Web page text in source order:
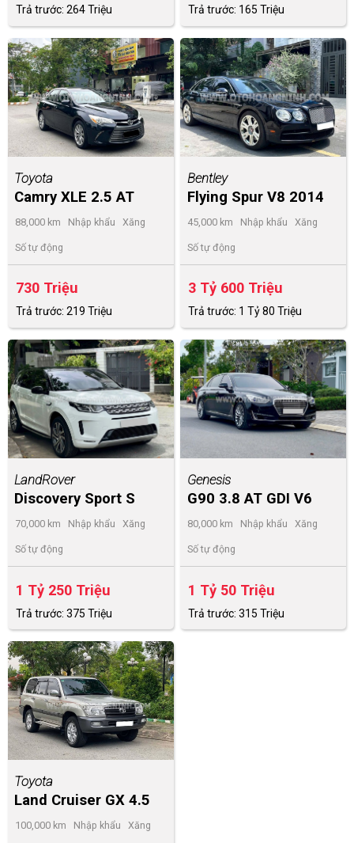
Trả trước: 264 Triệu Trả trước: 165 Triệu
Toyota
Camry XLE 2.5 AT
2014
88,000 km Nhập khẩu Xăng
Số tự động
730 Triệu
Trả trước: 219 Triệu
Bentley
Flying Spur V8 2014
45,000 km Nhập khẩu Xăng
Số tự động
3 Tỷ 600 Triệu
Trả trước: 1 Tỷ 80 Triệu
LandRover
Discovery Sport S
2020
70,000 km Nhập khẩu Xăng
Số tự động
1 Tỷ 250 Triệu
Trả trước: 375 Triệu
Genesis
G90 3.8 AT GDI V6
2016
80,000 km Nhập khẩu Xăng
Số tự động
1 Tỷ 50 Triệu
Trả trước: 315 Triệu
Toyota
Land Cruiser GX 4.5
2007
100,000 km Nhập khẩu Xăng